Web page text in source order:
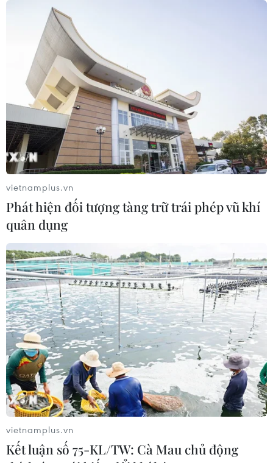
vietnamplus.vn
Phát hiện đối tượng tàng trữ trái phép vũ khí
quân dụng
vietnamplus.vn
Kết luận số 75-KL/TW: Cà Mau chủ động